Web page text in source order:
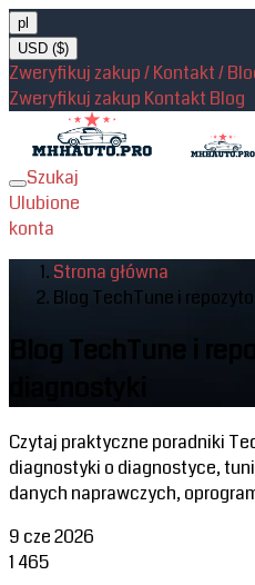
pl
USD ($)
Zweryfikuj zakup / Kontakt /
Zweryfikuj zakup Kontakt Blog
Toggle
navigation
Szukaj
Ulubione
konta
Strona główna
Blog TechTune i
Blog TechTune i
Czytaj praktyczne poradniki
diagnostyki o diagnostyce,
danych naprawczych,
9 cze 2026
1 465